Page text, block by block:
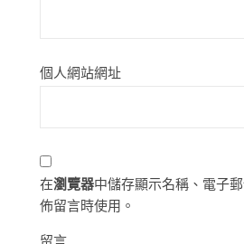
個人網站網址
在瀏覽器中儲存顯示名稱、電子
佈留言時使用。
留言